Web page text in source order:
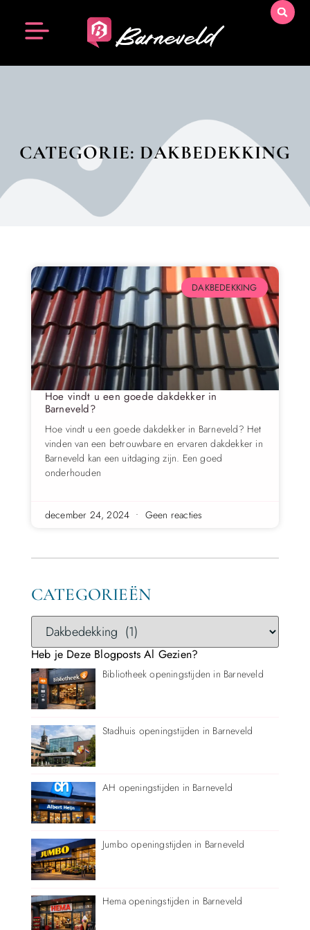
CATEGORIE: DAKBEDEKKING
CATEGORIEËN
Heb je Deze Blogposts Al Gezien?
Bibliotheek openingstijden in Barneveld
Stadhuis openingstijden in Barneveld
AH openingstijden in Barneveld
Jumbo openingstijden in Barneveld
Hema openingstijden in Barneveld
DAKBEDEKKING
Hoe vindt u een goede dakdekker in
Barneveld?
Hoe vindt u een goede dakdekker in Barneveld? Het
vinden van een betrouwbare en ervaren dakdekker in
Barneveld kan een uitdaging zijn. Een goed
onderhouden
december 24, 2024 Geen reacties